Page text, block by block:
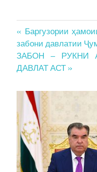
Post
navigation
« Баргузории
забони давлатии
ЗАБОН – РУКНИ
ДАВЛАТ АСТ »